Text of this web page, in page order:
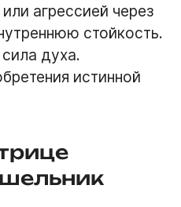
агрессией через
стойкость.
духа.
истинной